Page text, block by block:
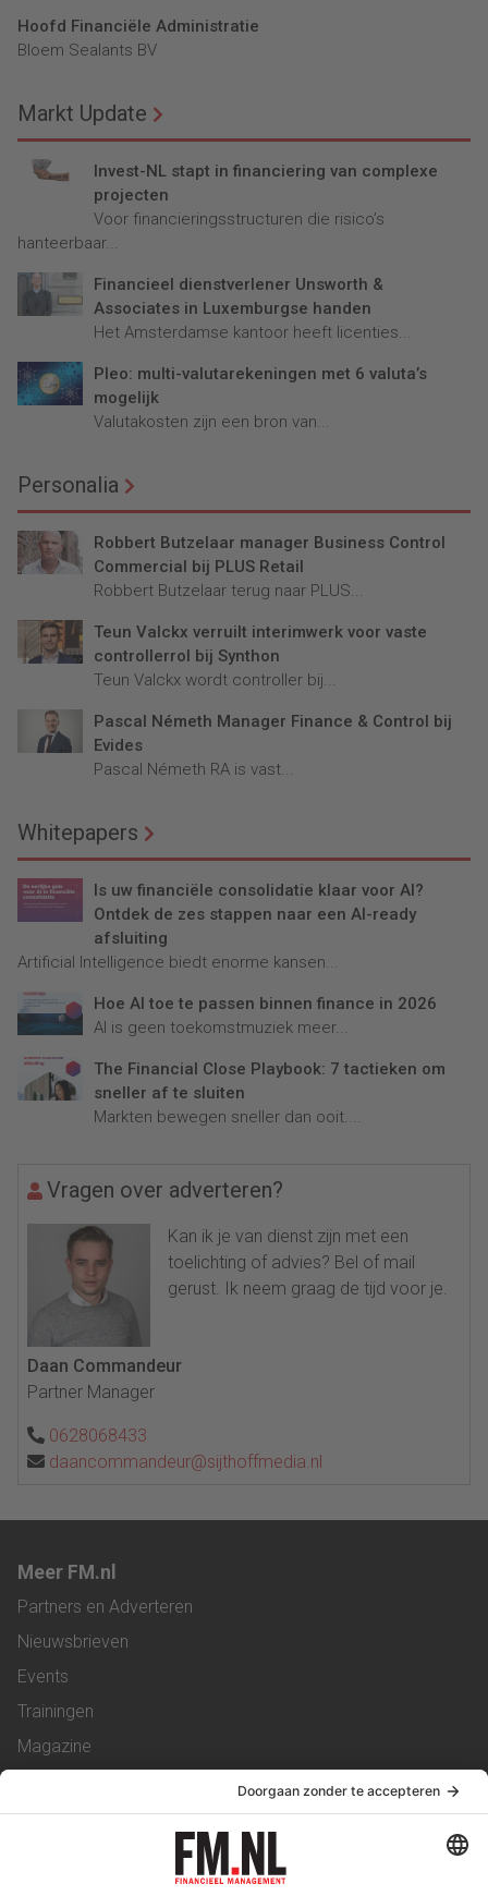
Hoofd Financiële Administratie
Bloem Sealants BV
Markt Update
Invest-NL stapt in financiering van complexe
projecten
Voor financieringsstructuren die risico’s
hanteerbaar...
Financieel dienstverlener Unsworth &
Associates in Luxemburgse handen
Het Amsterdamse kantoor heeft licenties...
Pleo: multi-valutarekeningen met 6 valuta’s
mogelijk
Valutakosten zijn een bron van...
Personalia
Robbert Butzelaar manager Business Control
Commercial bij PLUS Retail
Robbert Butzelaar terug naar PLUS...
Teun Valckx verruilt interimwerk voor vaste
controllerrol bij Synthon
Teun Valckx wordt controller bij...
Pascal Németh Manager Finance & Control bij
Evides
Pascal Németh RA is vast...
Whitepapers
Is uw financiële consolidatie klaar voor AI?
Ontdek de zes stappen naar een AI-ready
afsluiting
Artificial Intelligence biedt enorme kansen...
Hoe AI toe te passen binnen finance in 2026
AI is geen toekomstmuziek meer...
The Financial Close Playbook: 7 tactieken om
sneller af te sluiten
Markten bewegen sneller dan ooit....
Vragen over adverteren?
Kan ik je van dienst zijn met een
toelichting of advies? Bel of mail
gerust. Ik neem graag de tijd voor je.
Daan Commandeur
Partner Manager
0628068433
daancommandeur@sijthoffmedia.nl
Meer FM.nl
Partners en Adverteren
Nieuwsbrieven
Events
Trainingen
Magazine
Service & Contact